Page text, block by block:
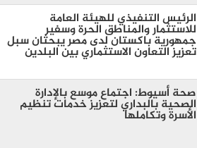
الرئيس التنفيذي للهيئة العامة
للاستثمار والمناطق الحرة وسفير
جمهورية باكستان لدى مصر يبحثان سبل
تعزيز التعاون الاستثماري بين البلدين
صحة أسيوط: اجتماع موسع بالإدارة
الصحية بالبداري لتعزيز خدمات تنظيم
الأسرة وتكاملها